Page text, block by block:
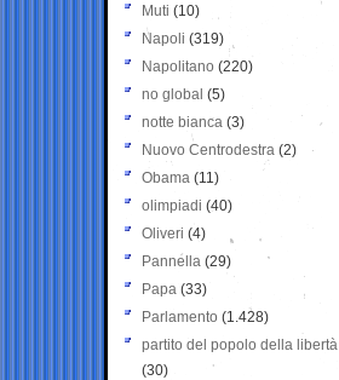
Muti (10)
Napoli (319)
Napolitano (220)
no global (5)
notte bianca (3)
Nuovo Centrodestra (2)
Obama (11)
olimpiadi (40)
Oliveri (4)
Pannella (29)
Papa (33)
Parlamento (1.428)
partito del popolo della libertà
(30)